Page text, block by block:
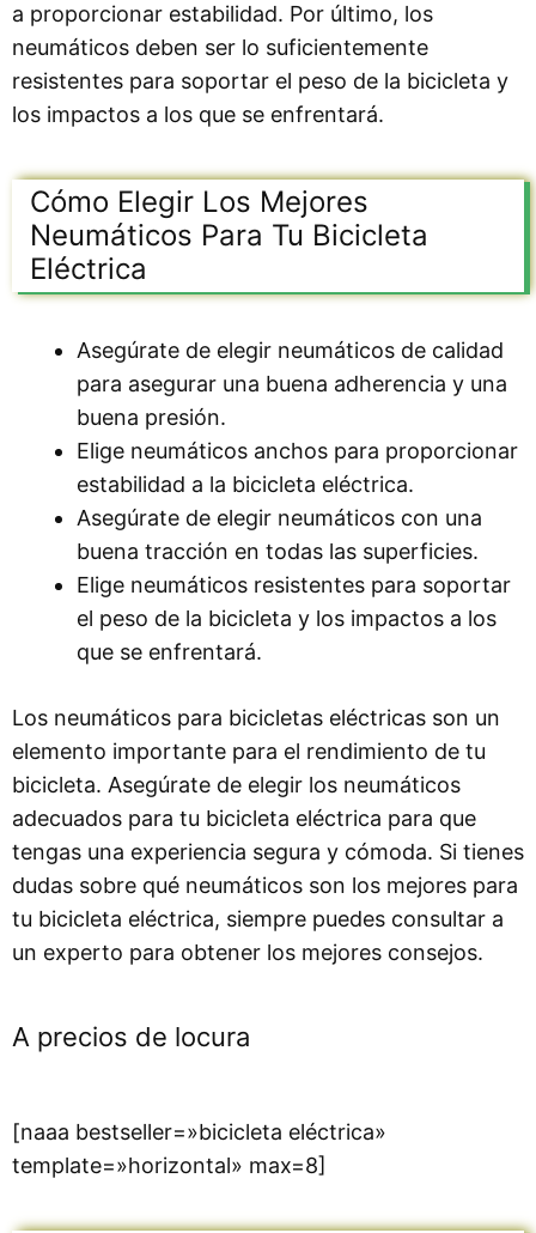
a proporcionar estabilidad. Por último, los
neumáticos deben ser lo suficientemente
resistentes para soportar el peso de la bicicleta y
los impactos a los que se enfrentará.
Cómo Elegir Los Mejores
Neumáticos Para Tu Bicicleta
Eléctrica
Asegúrate de elegir neumáticos de calidad
para asegurar una buena adherencia y una
buena presión.
Elige neumáticos anchos para proporcionar
estabilidad a la bicicleta eléctrica.
Asegúrate de elegir neumáticos con una
buena tracción en todas las superficies.
Elige neumáticos resistentes para soportar
el peso de la bicicleta y los impactos a los
que se enfrentará.
Los neumáticos para bicicletas eléctricas son un
elemento importante para el rendimiento de tu
bicicleta. Asegúrate de elegir los neumáticos
adecuados para tu bicicleta eléctrica para que
tengas una experiencia segura y cómoda. Si tienes
dudas sobre qué neumáticos son los mejores para
tu bicicleta eléctrica, siempre puedes consultar a
un experto para obtener los mejores consejos.
A precios de locura
[naaa bestseller=»bicicleta eléctrica»
template=»horizontal» max=8]